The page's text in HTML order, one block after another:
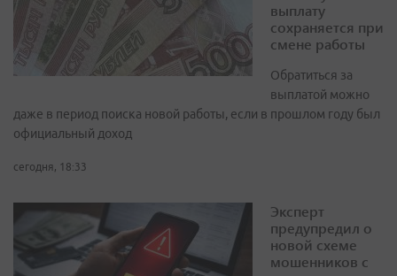
выплату
сохраняется при
смене работы
Обратиться за
выплатой можно
даже в период поиска новой работы, если в прошлом году был
официальный доход
сегодня, 18:33
Эксперт
предупредил о
новой схеме
мошенников с